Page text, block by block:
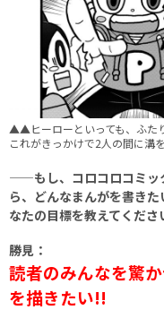
▲▲ヒーローといっても、ふた
これがきっかけで2人の間に溝
——もし、コロコロコミッ
ら、どんなまんがを書き
なたの目標を教えてくださ
勝見：
読者のみんなを驚
を描きたい!!